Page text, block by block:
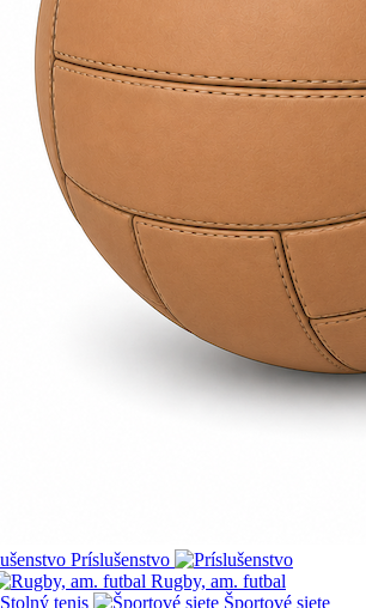
Príslušenstvo
Rugby, am. futbal
Stolný tenis
Športové siete